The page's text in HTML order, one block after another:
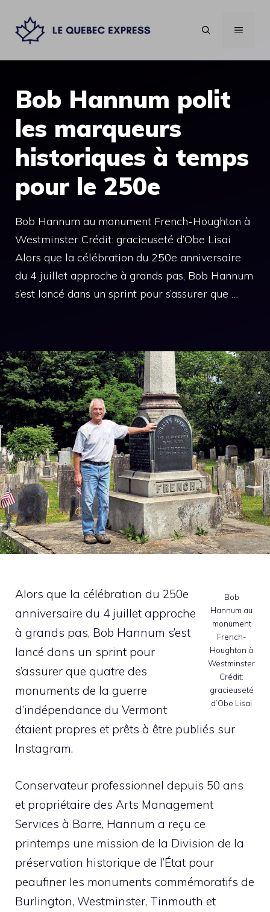
contenu
MENU
Bob Hannum polit
les marqueurs
historiques à temps
pour le 250e
Bob Hannum au monument French-Houghton à
Westminster Crédit: gracieuseté d’Obe Lisai
Alors que la célébration du 250e anniversaire
du 4 juillet approche à grands pas, Bob Hannum
s’est lancé dans un sprint pour s’assurer que …
Bob
Hannum au
monument
French-
Houghton à
Westminster
Crédit:
gracieuseté
d’Obe Lisai
Alors que la célébration du 250e
anniversaire du 4 juillet approche
à grands pas, Bob Hannum s’est
lancé dans un sprint pour
s’assurer que quatre des
monuments de la guerre
d’indépendance du Vermont
étaient propres et prêts à être publiés sur
Instagram.
Conservateur professionnel depuis 50 ans
et propriétaire des Arts Management
Services à Barre, Hannum a reçu ce
printemps une mission de la Division de la
préservation historique de l’État pour
peaufiner les monuments commémoratifs de
Burlington, Westminster, Tinmouth et